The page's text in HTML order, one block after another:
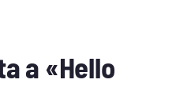
a «Hello